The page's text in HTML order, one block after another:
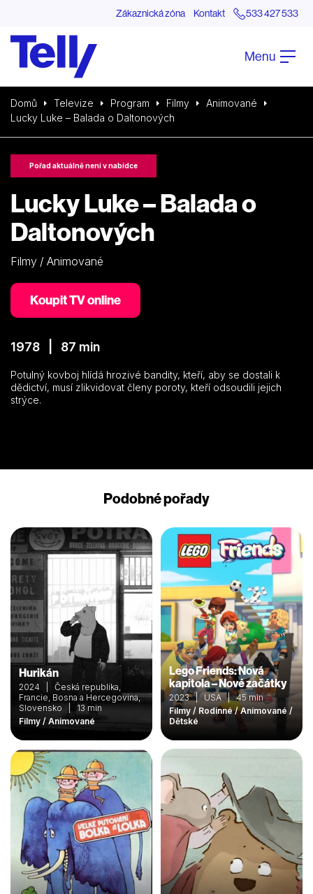
Zákaznická zóna Kontakt 533 427 533
Menu
Domů Televize Program Filmy
Animované
Lucky Luke – Balada o Daltonových
Pořad aktuálně není v nabídce
Lucky Luke – Balada o
Daltonových
Filmy / Animované
Koupit TV online
1978 | 87 min
Potulný kovboj hlídá hrozivé bandity, kteří, aby se dostali k
dědictví, musí zlikvidovat členy poroty, kteří odsoudili jejich
strýce.
Podobné pořady
Hurikán
2024 | Česká republika,
Francie, Bosna a Hercegovina,
Slovensko | 13 min
Filmy / Animované
Lego Friends: Nová
kapitola – Nové začátky
2023 | USA | 45 min
Filmy / Rodinné / Animované /
Dětské